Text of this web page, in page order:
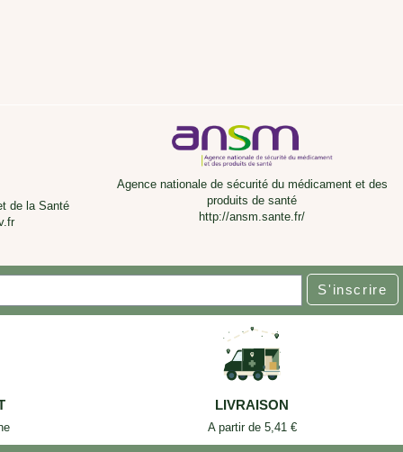
de la Santé
Agence nationale de sécurité du médicament et des
produits de santé
http://ansm.sante.fr/
S'inscrire
LIVRAISON
A partir de 5,41 €